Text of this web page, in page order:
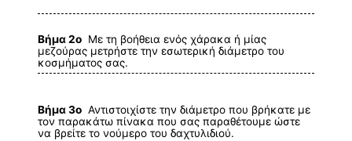
Βήμα 2ο Με τη βοήθεια ενός χάρακα ή μίας
μεζούρας μετρήστε την εσωτερική διάμετρο του
κοσμήματος σας.
Βήμα 3ο Αντιστοιχίστε την διάμετρο που βρήκατε με
τον παρακάτω πίνακα που σας παραθέτουμε ώστε
να βρείτε το νούμερο του δαχτυλιδιού.